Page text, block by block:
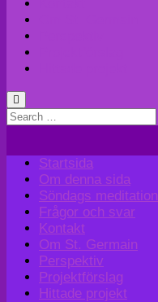
Search
Startsida
Om denna sida
Söndags meditation
Frågor och svar
Kontakt
Om St. Germain
Perspektiv
Projektförslag
Hittade projekt